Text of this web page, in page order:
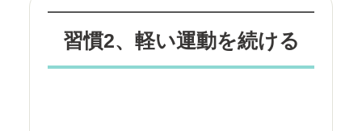
習慣2、軽い運動を続ける